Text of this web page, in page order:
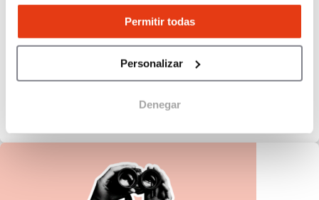
Permitir todas
Personalizar
Denegar
Gastronomía italomediterránea